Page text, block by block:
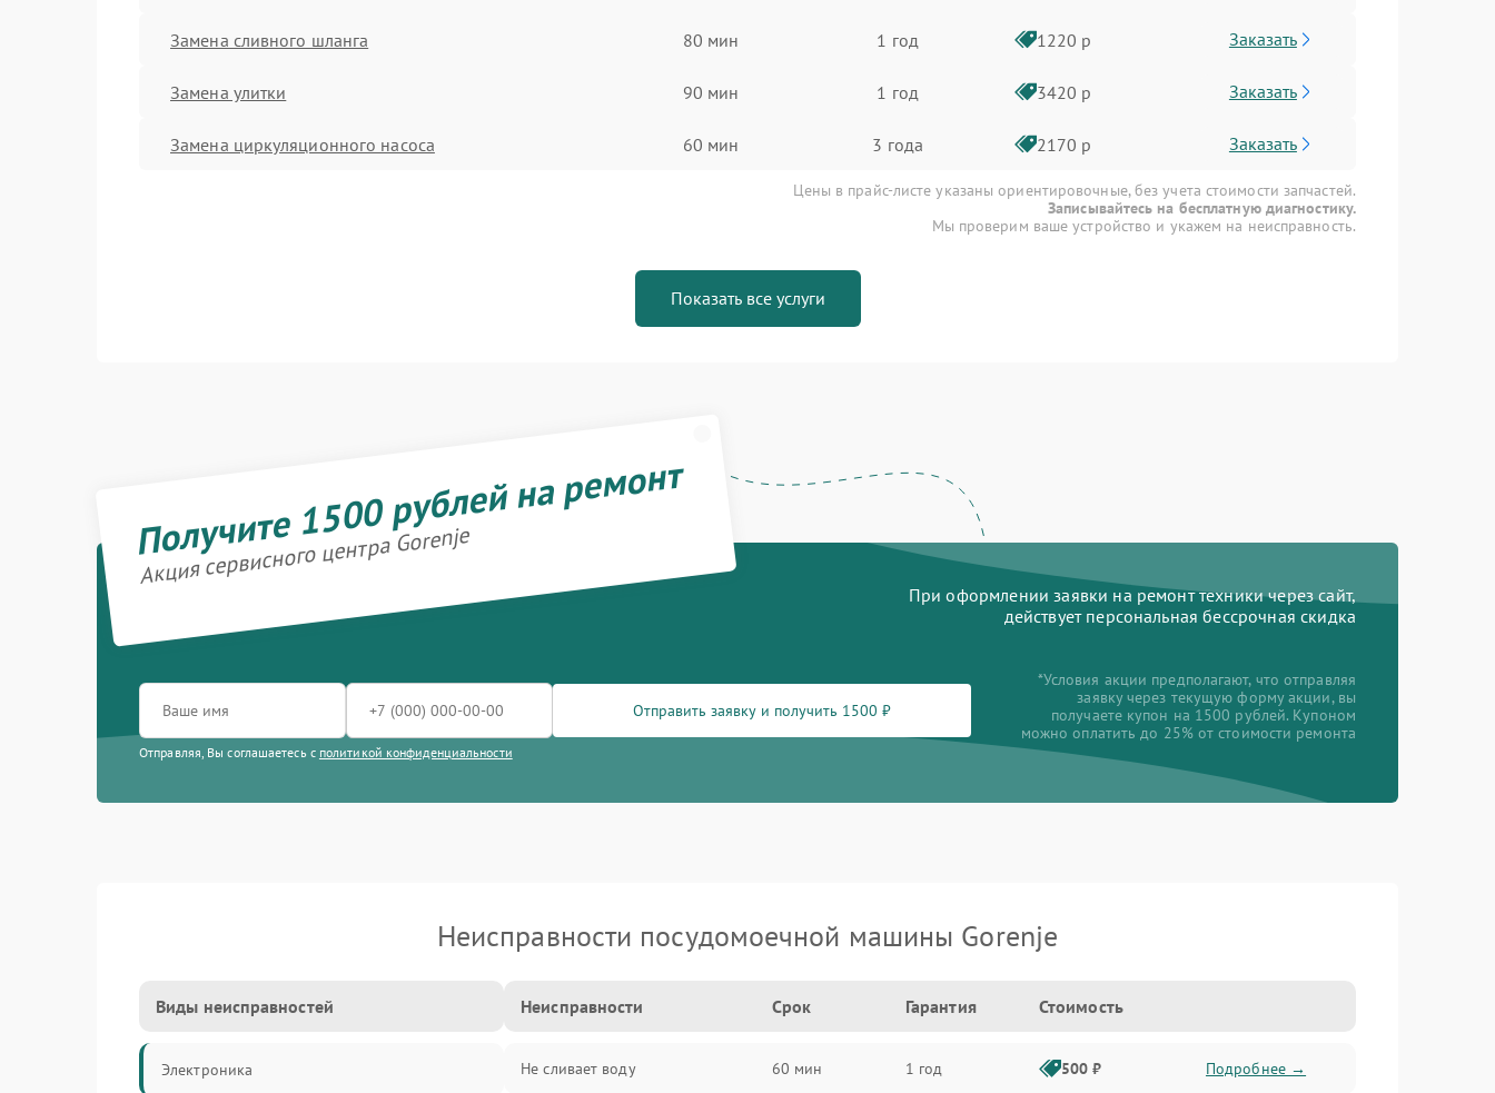
Замена сливного шланга 80 мин 1 год 1220 р Заказать
Замена улитки 90 мин 1 год 3420 р Заказать
Замена циркуляционного насоса 60 мин 3 года 2170 р Заказать
Цены в прайс-листе указаны ориентировочные, без учета стоимости запчастей.
Записывайтесь на бесплатную диагностику.
Мы проверим ваше устройство и укажем на неисправность.
Показать все услуги
Получите 1500 рублей на ремонт
Акция сервисного центра Gorenje
При оформлении заявки на ремонт техники через сайт,
действует персональная бессрочная скидка
Отправить заявку и получить 1500 ₽
Отправляя, Вы соглашаетесь с политикой конфиденциальности
*Условия акции предполагают, что отправляя
заявку через текущую форму акции, вы
получаете купон на 1500 рублей. Купоном
можно оплатить до 25% от стоимости ремонта
Неисправности посудомоечной машины Gorenje
Виды неисправностей
Электроника
Неисправности Срок Гарантия Стоимость
Не сливает воду 60 мин 1 год 500 ₽ Подробнее →